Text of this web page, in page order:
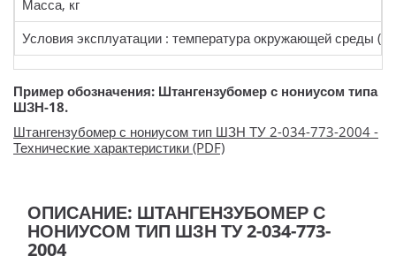
Масса, кг
Условия эксплуатации : температура окружающей среды
Пример обозначения: Штангензубомер с нониусом типа
ШЗН-18.
Штангензубомер с нониусом тип ШЗН ТУ 2-034-773-2004 -
Технические характеристики (PDF)
ОПИСАНИЕ: ШТАНГЕНЗУБОМЕР С
НОНИУСОМ ТИП ШЗН ТУ 2-034-773-
2004